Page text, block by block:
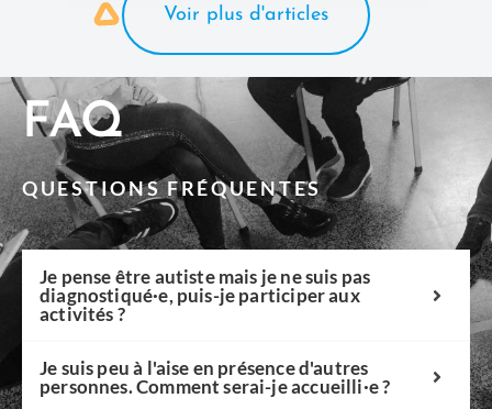
Voir plus d'articles
FAQ
QUESTIONS FRÉQUENTES
Je pense être autiste mais je ne suis pas
diagnostiqué·e, puis-je participer aux
activités ?
Je suis peu à l'aise en présence d'autres
personnes. Comment serai-je accueilli·e ?